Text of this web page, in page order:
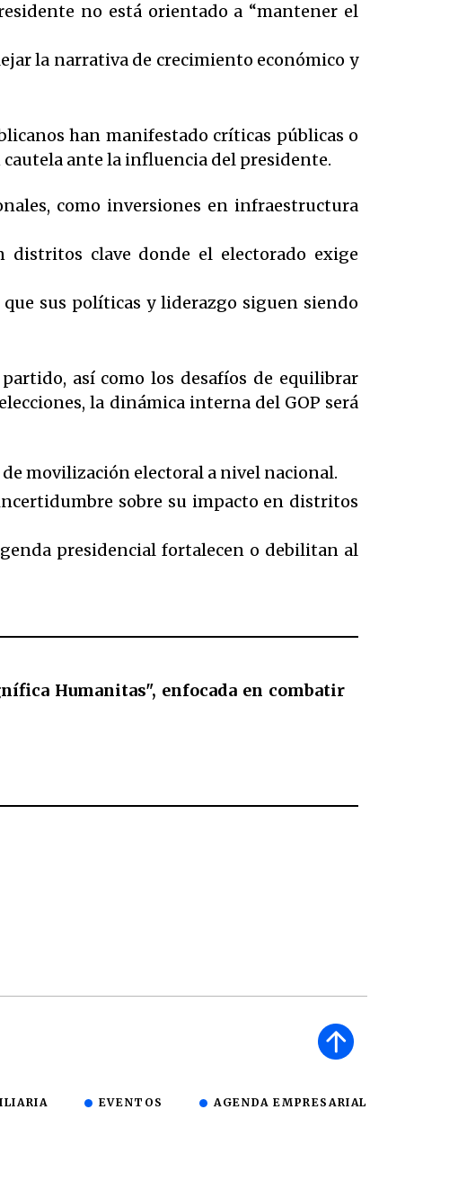
no está orientado a “mantener el
la narrativa de crecimiento económico y
han manifestado críticas públicas o
ante la influencia del presidente.
como inversiones en infraestructura
distritos clave donde el electorado exige
sus políticas y liderazgo siguen siendo
así como los desafíos de equilibrar
la dinámica interna del GOP será
movilización electoral a nivel nacional.
sobre su impacto en distritos
presidencial fortalecen o debilitan al
Humanitas", enfocada en combatir
EVENTOS AGENDA EMPRESARIAL